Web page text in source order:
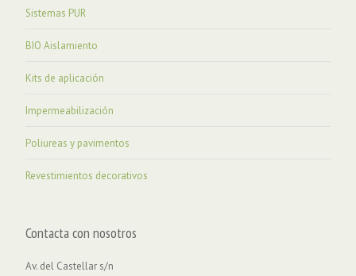
Sistemas PUR
BIO Aislamiento
Kits de aplicación
Impermeabilización
Poliureas y pavimentos
Revestimientos decorativos
Contacta con nosotros
Av. del Castellar s/n